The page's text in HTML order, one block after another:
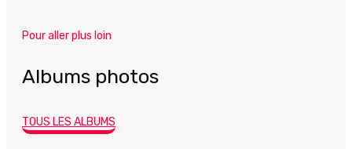
Pour aller plus loin
Albums photos
TOUS LES ALBUMS